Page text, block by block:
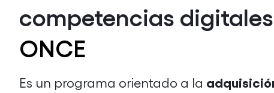
competencias
ONCE
Es un programa orientado a la